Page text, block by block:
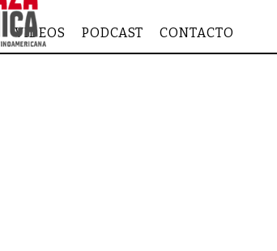
VIDEOS PODCAST CONTACTO